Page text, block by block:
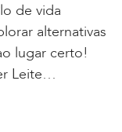
de vida
alternativas
lugar certo!
Leite…